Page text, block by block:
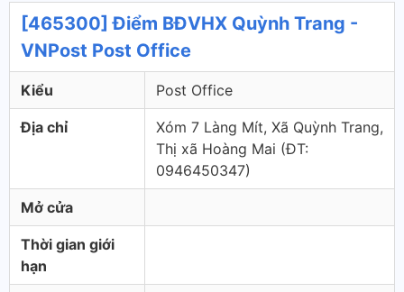
[465300] Điểm BĐVHX Quỳnh Trang -
VNPost Post Office
Kiểu Post Office
Địa chỉ
Xóm 7 Làng Mít, Xã Quỳnh Trang,
Thị xã Hoàng Mai (ÐT:
0946450347)
Mở cửa
Thời gian giới
hạn